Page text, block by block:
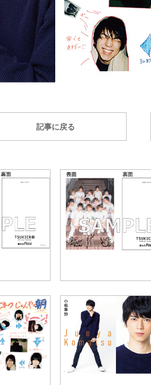
記事に戻る